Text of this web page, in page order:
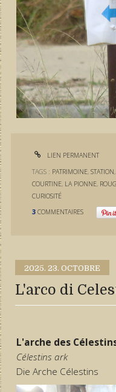
LIEN PERMANENT
TAGS : PATRIMOINE,STATION,
COURTINE, LA PIONNE,
CURIOSITÉ
3 COMMENTAIRES
2025. 23. OCTOBRE
L'arco di
L'arche des
Célestins ark
Die Arche Célestins